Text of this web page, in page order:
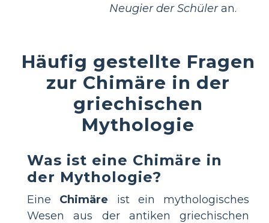
Neugier der Schüleran.
Häufig gestellte Fragen
zur Chimäre in der
griechischen
Mythologie
Was ist eine Chimäre in
der Mythologie?
Eine Chimäre ist ein mythologisches
Wesen aus der antiken griechischen